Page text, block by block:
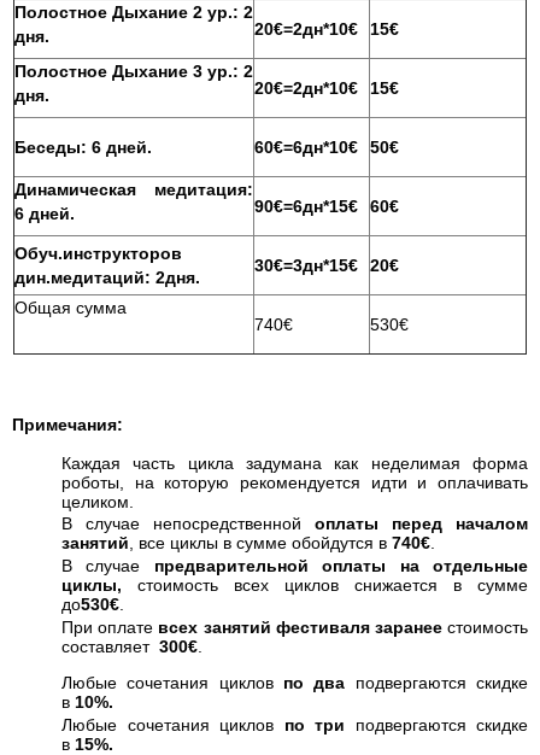
Полостное Дыхание 2 ур.: 2
дня.
20€=2дн*10€ 15€
Полостное Дыхание 3 ур.: 2
дня.
20€=2дн*10€ 15€
Беседы: 6 дней. 60€=6дн*10€ 50€
Динамическая медитация:
6 дней.
90€=6дн*15€ 60€
Обуч.инструкторов
дин.медитаций: 2дня.
30€=3дн*15€ 20€
Общая сумма
740€
530€
Примечания:
Каждая часть цикла задумана как неделимая форма
роботы, на которую рекомендуется идти и оплачивать
целиком.
В случае непосредственной оплаты перед началом
занятий, все циклы в сумме обойдутся в 740€.
В случае предварительной оплаты на отдельные
циклы, стоимость всех циклов снижается в сумме
до530€
При оплате всех занятий фестиваля заранеестоимость
составляет 300€
Любые сочетания циклов по два подвергаются скидке
в 10%.
Любые сочетания циклов по три подвергаются скидке
в 15%.